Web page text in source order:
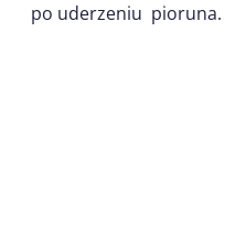
po uderzeniu pioruna.